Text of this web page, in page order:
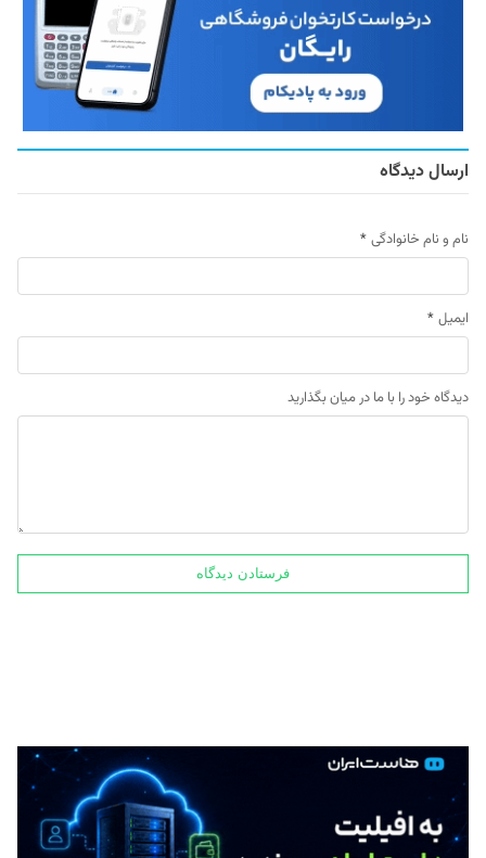
ارسال دیدگاه
نام و نام خانوادگی *
ایمیل *
دیدگاه خود را با ما در میان بگذارید